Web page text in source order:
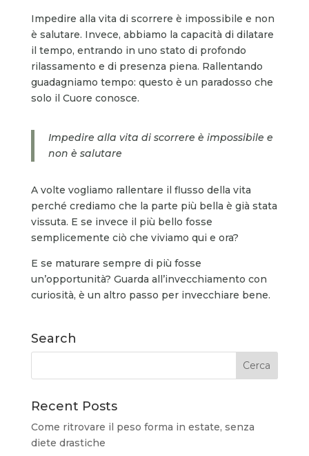
Impedire alla vita di scorrere è impossibile e non
è salutare. Invece, abbiamo la capacità di dilatare
il tempo, entrando in uno stato di profondo
rilassamento e di presenza piena. Rallentando
guadagniamo tempo: questo è un paradosso che
solo il Cuore conosce.
Impedire alla vita di scorrere è impossibile e
non è salutare
A volte vogliamo rallentare il flusso della vita
perché crediamo che la parte più bella è già stata
vissuta. E se invece il più bello fosse
semplicemente ciò che viviamo qui e ora?
E se maturare sempre di più fosse
un’opportunità? Guarda all’invecchiamento con
curiosità, è un altro passo per invecchiare bene.
Search
Recent Posts
Come ritrovare il peso forma in estate, senza
diete drastiche